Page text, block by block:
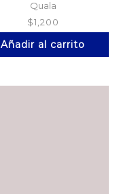
Quala
$1,200
Añadir al carrito